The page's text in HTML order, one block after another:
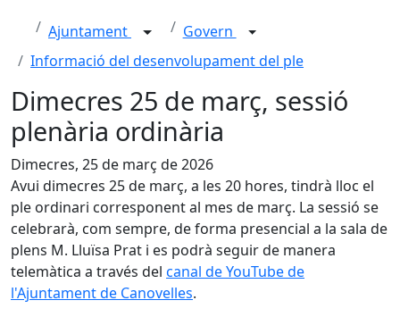
Ajuntament
Govern
Informació del desenvolupament del ple
Dimecres 25 de març, sessió
plenària ordinària
Dimecres, 25 de març de 2026
Avui dimecres 25 de març, a les 20 hores, tindrà lloc el
ple ordinari corresponent al mes de març. La sessió se
celebrarà, com sempre, de forma presencial a la sala de
plens M. Lluïsa Prat i es podrà seguir de manera
telemàtica a través del canal de YouTube de
l'Ajuntament de Canovelles.